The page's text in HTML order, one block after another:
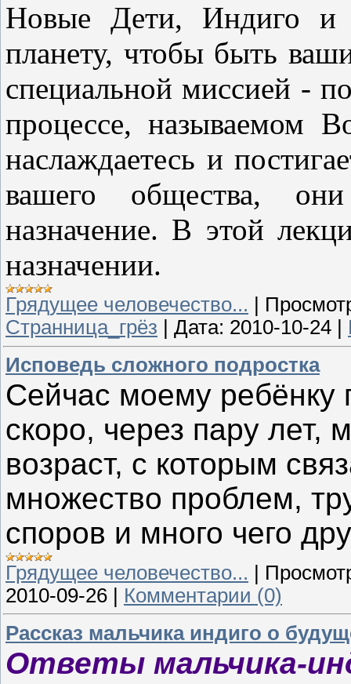
Новые Дети, Индиго и
планету, чтобы быть
специальной миссией -
процессе, называемом
наслаждаетесь и
вашего общества,
назначение. В этой
назначении.
Грядущее человечество...
Странница_грёз
Дата: 2010-10-24
Исповедь сложного подростка
Сейчас моему ребёнку
скоро, через пару лет,
возраст, с которым
множество проблем,
споров и много чего
Грядущее человечество...
2010-09-26
Комментарии (0)
Рассказ мальчика индиго о
Ответы мальчика-